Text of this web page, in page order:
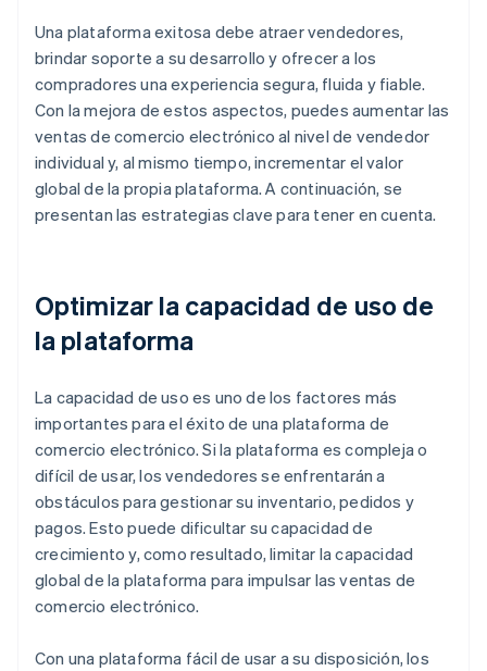
Una plataforma exitosa debe atraer vendedores,
brindar soporte a su desarrollo y ofrecer a los
compradores una experiencia segura, fluida y fiable.
Con la mejora de estos aspectos, puedes aumentar las
ventas de comercio electrónico al nivel de vendedor
individual y, al mismo tiempo, incrementar el valor
global de la propia plataforma. A continuación, se
presentan las estrategias clave para tener en cuenta.
Optimizar la capacidad de uso de
la plataforma
La capacidad de uso es uno de los factores más
importantes para el éxito de una plataforma de
comercio electrónico. Si la plataforma es compleja o
difícil de usar, los vendedores se enfrentarán a
obstáculos para gestionar su inventario, pedidos y
pagos. Esto puede dificultar su capacidad de
crecimiento y, como resultado, limitar la capacidad
global de la plataforma para impulsar las ventas de
comercio electrónico.
Con una plataforma fácil de usar a su disposición, los